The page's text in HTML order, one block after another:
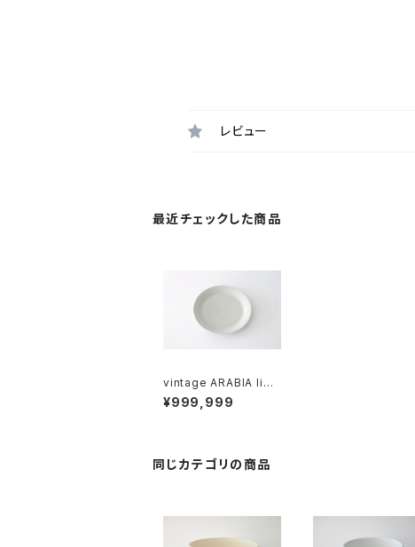
レビュー
最近チェックした商品
vintage ARABIA ligh
t gray plate 17cm /
ヴィンテージ アラビア
¥999,999
同じカテゴリの商品